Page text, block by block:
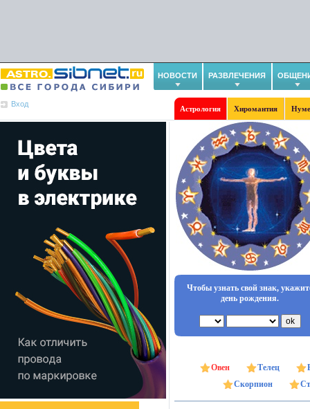
НОВОСТИ РАЗВЛЕЧЕНИЯ
Вход
Астрология Хиромантия
Чтобы узнать свой знак,
день рождения.
Овен Телец
Скорпион